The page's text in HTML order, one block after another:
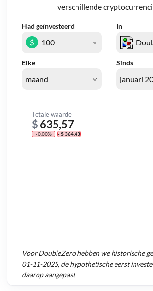
verschillende
Had geïnvesteerd In
Elke Sinds
$
Totale waarde
$ 635,57
- 0,00% - $ 364,43
VoorDoubleZerohebben we historische
01-11-2025, de hypothetische eerst
daarop aangepast.